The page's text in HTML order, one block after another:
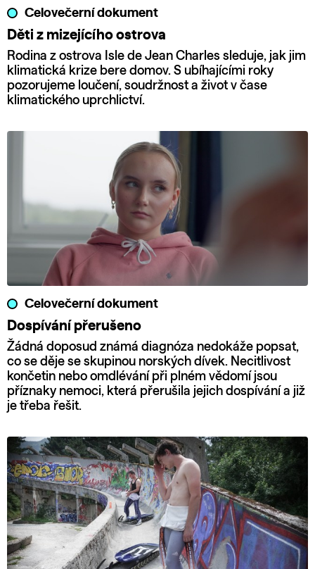
Celovečerní dokument
Děti z mizejícího ostrova
Rodina z ostrova Isle de Jean Charles sleduje, jak jim
klimatická krize bere domov. S ubíhajícími roky
pozorujeme loučení, soudržnost a život v čase
klimatického uprchlictví.
Celovečerní dokument
Dospívání přerušeno
Žádná doposud známá diagnóza nedokáže popsat,
co se děje se skupinou norských dívek. Necitlivost
končetin nebo omdlévání při plném vědomí jsou
příznaky nemoci, která přerušila jejich dospívání a již
je třeba řešit.